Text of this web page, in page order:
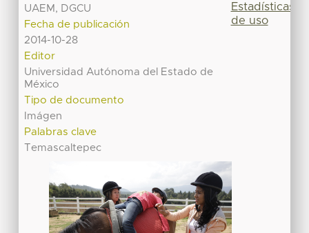
UAEM, DGCU
Fecha de publicación
2014-10-28
Editor
Universidad Autónoma del Estado de
México
Tipo de documento
Imágen
Palabras clave
Temascaltepec
Estadísticas
de uso